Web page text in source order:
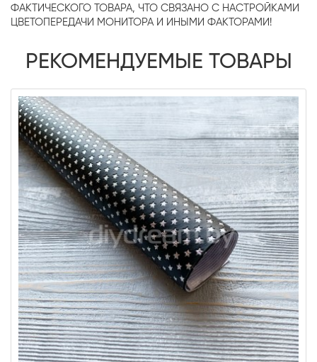
ФАКТИЧЕСКОГО ТОВАРА, ЧТО СВЯЗАНО С НАСТРОЙКАМИ
ЦВЕТОПЕРЕДАЧИ МОНИТОРА И ИНЫМИ ФАКТОРАМИ!
РЕКОМЕНДУЕМЫЕ ТОВАРЫ